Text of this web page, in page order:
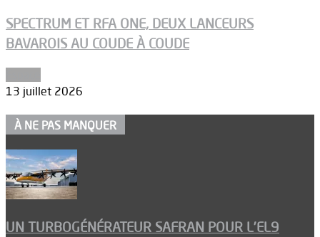
SPECTRUM ET RFA ONE, DEUX LANCEURS
BAVAROIS AU COUDE À COUDE
13 juillet 2026
À NE PAS MANQUER
UN TURBOGÉNÉRATEUR SAFRAN POUR L’EL9